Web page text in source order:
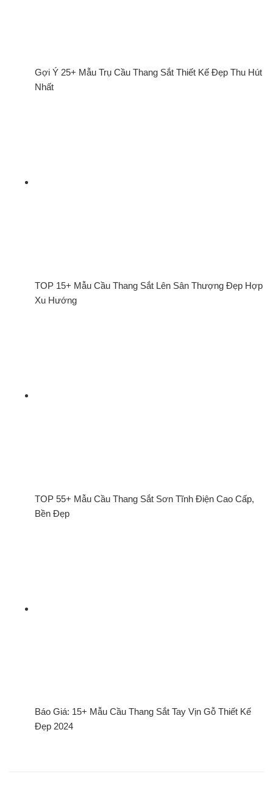
Gợi Ý 25+ Mẫu Trụ Cầu Thang Sắt Thiết Kế Đẹp Thu Hút
Nhất
TOP 15+ Mẫu Cầu Thang Sắt Lên Sân Thượng Đẹp Hợp
Xu Hướng
TOP 55+ Mẫu Cầu Thang Sắt Sơn Tĩnh Điện Cao Cấp,
Bền Đẹp
Báo Giá: 15+ Mẫu Cầu Thang Sắt Tay Vịn Gỗ Thiết Kế
Đẹp 2024